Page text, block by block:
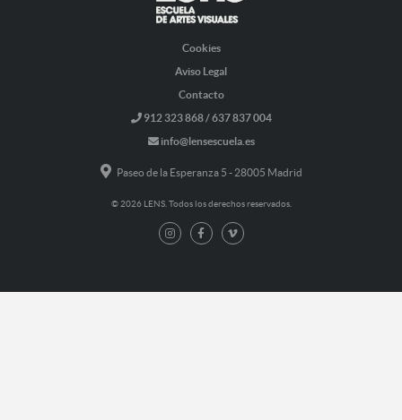
Cookies
Aviso Legal
Contacto
912 323 868 / 637 837 004
info@lensescuela.es
Paseo de la Esperanza 5 - 28005 Madrid
© 2026 LENS. Todos los derechos reservados.